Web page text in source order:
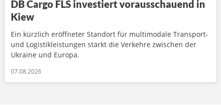
DB Cargo FLS investiert vorausschauend in
Kiew
Ein kürzlich eröffneter Standort für multimodale Transport-
und Logistikleistungen stärkt die Verkehre zwischen der
Ukraine und Europa.
07.08.2026